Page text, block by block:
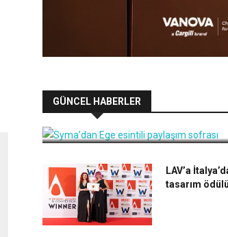
GÜNCEL HABERLER
Syma’dan Ege esintili paylaşım
sofrası
LAV’a
tasarım ödülü